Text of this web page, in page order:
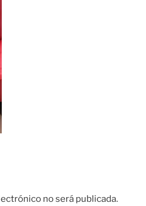
no será publicada.